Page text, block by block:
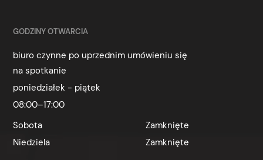
GODZINY OTWARCIA
biuro czynne po uprzednim umówieniu się
na spotkanie
poniedziałek - piątek
08:00–17:00
Sobota
Zamknięte
Niedziela
Zamknięte